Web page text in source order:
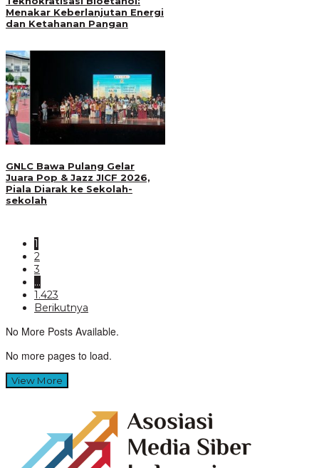
Menakar Keberlanjutan Energi
dan Ketahanan Pangan
GNLC Bawa Pulang Gelar
Juara Pop & Jazz JICF 2026,
Piala Diarak ke Sekolah-
sekolah
1
2
3
…
1.423
Berikutnya
No More Posts Available.
No more pages to load.
View More